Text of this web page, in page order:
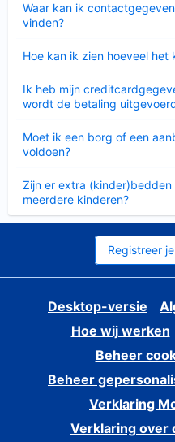
Waar kan ik
vinden?
Hoe kan ik zien hoeveel het
Ik heb mijn
wordt de betaling
Moet ik een borg of een
voldoen?
Zijn er extra
meerdere kinderen?
Registreer
Desktop-versie
Hoe wij werken
Beheer
Beheer
Verklaring
Verklaring over